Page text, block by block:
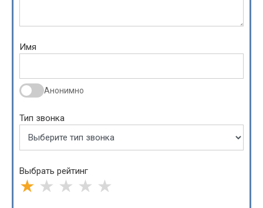
Имя
Анонимно
Тип звонка
Выбрать рейтинг
★ ★ ★ ★ ★